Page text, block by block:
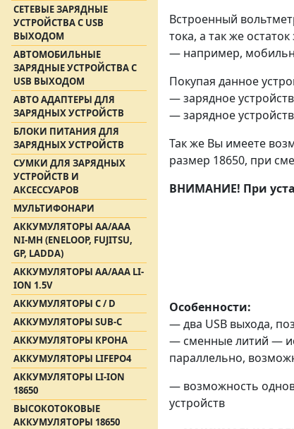
СЕТЕВЫЕ ЗАРЯДНЫЕ
УСТРОЙСТВА С USB
ВЫХОДОМ
АВТОМОБИЛЬНЫЕ
ЗАРЯДНЫЕ УСТРОЙСТВА С
USB ВЫХОДОМ
АВТО АДАПТЕРЫ ДЛЯ
ЗАРЯДНЫХ УСТРОЙСТВ
БЛОКИ ПИТАНИЯ ДЛЯ
ЗАРЯДНЫХ УСТРОЙСТВ
СУМКИ ДЛЯ ЗАРЯДНЫХ
УСТРОЙСТВ И
АКСЕССУАРОВ
МУЛЬТИФОНАРИ
АККУМУЛЯТОРЫ АА/ААА
NI-MH (ENELOOP, FUJITSU,
GP, LADDA)
АККУМУЛЯТОРЫ АА/AAA LI-
ION 1.5V
АККУМУЛЯТОРЫ C / D
АККУМУЛЯТОРЫ SUB-C
АККУМУЛЯТОРЫ КРОНА
АККУМУЛЯТОРЫ LIFEPO4
АККУМУЛЯТОРЫ LI-ION
18650
ВЫСОКОТОКОВЫЕ
АККУМУЛЯТОРЫ 18650
Встроенный
тока, а так же
— например,
Покупая данное
— зарядное
— зарядное
Так же Вы имеете
размер 18650, при
ВНИМАНИЕ! При
Особенности:
— два USB выхода,
— сменные литий —
параллельно,
— возможность
устройств